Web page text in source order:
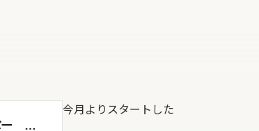
今月よりスタートした